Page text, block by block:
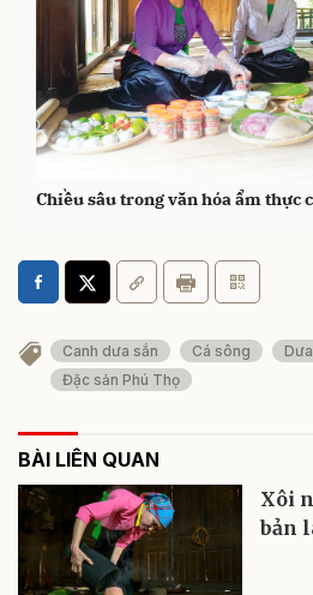
Chiều sâu trong văn hóa ẩm thực
Canh dưa sắn Cá sông
Đặc sản Phú Thọ
BÀI LIÊN QUAN
Xôi
bản